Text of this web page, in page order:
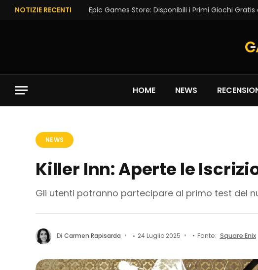
NOTIZIE RECENTI
HOME NEWS
NEWS
Killer Inn: Aperte le
Gli utenti potranno partecipare al primo test del
Di Carmen Rapisarda 24 Luglio 2025 Fonte: Square Enix